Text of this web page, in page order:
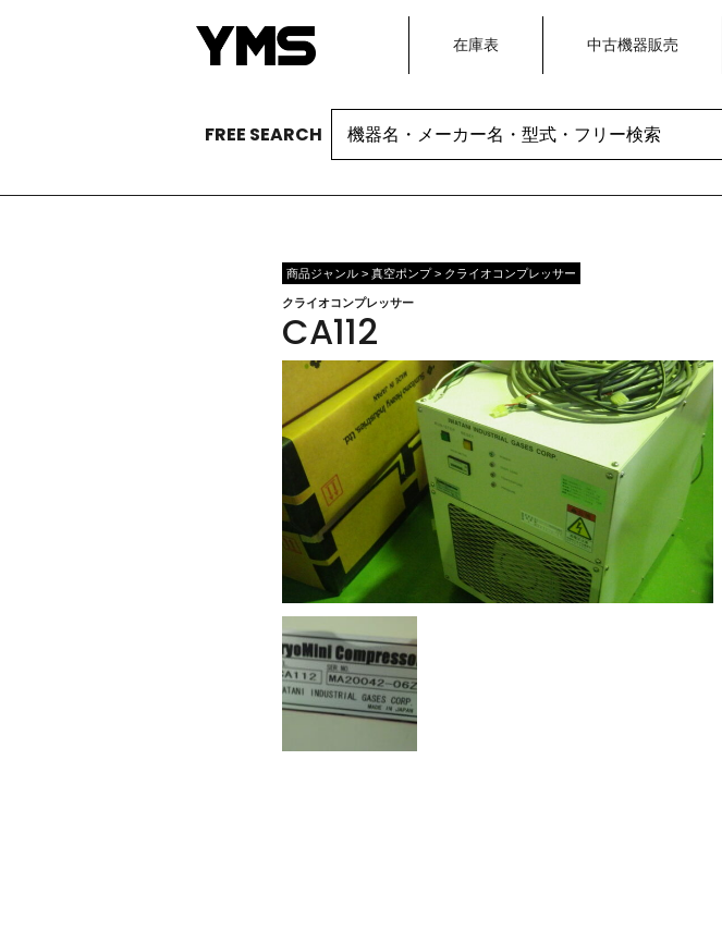
在庫表 中古機器販売
FREE SEARCH
Search
for:
商品ジャンル > 真空ポンプ > クライオコンプレッサー
クライオコンプレッサー
CA112